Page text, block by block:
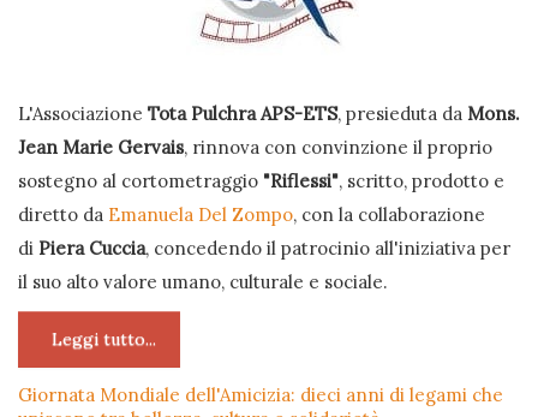
L'Associazione Tota Pulchra APS-ETS, presieduta da Mons.
Jean Marie Gervais, rinnova con convinzione il proprio
sostegno al cortometraggio "Riflessi", scritto, prodotto e
diretto da Emanuela Del Zompo, con la collaborazione
di Piera Cuccia, concedendo il patrocinio all'iniziativa per
il suo alto valore umano, culturale e sociale.
Leggi tutto...
Giornata Mondiale dell'Amicizia: dieci anni di legami che